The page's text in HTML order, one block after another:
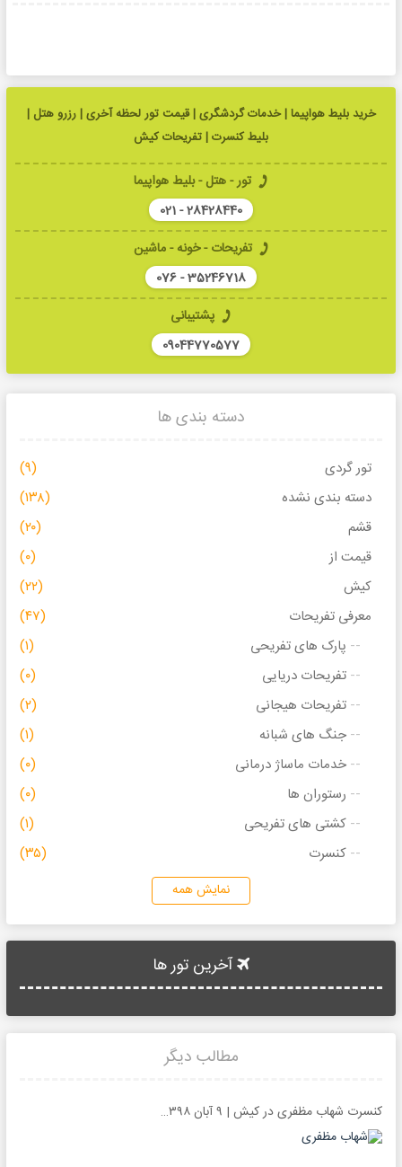
خرید بلیط هواپیما | خدمات گردشگری | قیمت تور لحظه آخری | رزرو هتل |
بلیط کنسرت | تفریحات کیش
تور - هتل - بلیط هواپیما
021 - 28428440
تفریحات - خونه - ماشین
076 - 35246718
پشتیبانی
09044770577
دسته بندی ها
تور گردی
(۹)
دسته بندی نشده
(۱۳۸)
قشم
(۲۰)
قیمت از
(۰)
کیش
(۲۲)
معرفی تفریحات
(۴۷)
پارک های تفریحی
(۱)
تفریحات دریایی
(۰)
تفریحات هیجانی
(۲)
جنگ های شبانه
(۱)
خدمات ماساژ درمانی
(۰)
رستوران ها
(۰)
کشتی های تفریحی
(۱)
کنسرت
(۳۵)
نمایش همه
آخرین تور ها
مطالب دیگر
کنسرت شهاب مظفری در کیش | ۹ آبان ۱۳۹۸ | سالن خلیج فارس